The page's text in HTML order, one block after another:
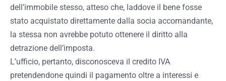
dell’immobile stesso, atteso che, laddove il bene fosse
stato acquistato direttamente dalla socia accomandante,
la stessa non avrebbe potuto ottenere il diritto alla
detrazione dell’imposta.
L’ufficio, pertanto, disconosceva il credito IVA
pretendendone quindi il pagamento oltre a interessi e